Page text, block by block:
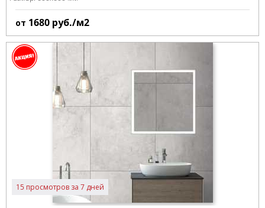
от 1680 руб./м2
15 просмотров за 7 дней